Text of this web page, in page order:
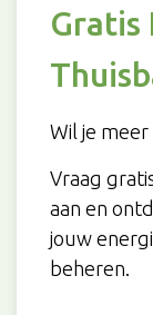
Gratis
Wil je
Vraag
aan en
jouw
beheren.